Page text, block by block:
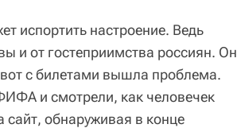
испортить настроение. Ведь
и от гостеприимства россиян. Он
с билетами вышла проблема.
и смотрели, как человечек
сайт, обнаруживая в конце